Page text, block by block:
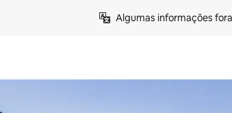
Algumas informações